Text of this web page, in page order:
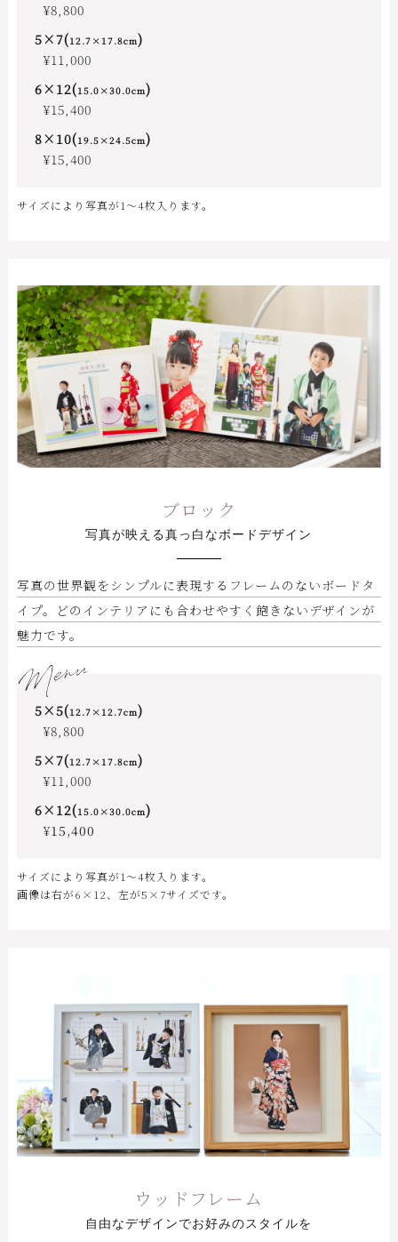
¥8,800
5×7(12.7×17.8cm)
¥11,000
6×12(15.0×30.0cm)
¥15,400
8×10(19.5×24.5cm)
¥15,400
サイズにより写真が1〜4枚入ります。
ブロック
写真が映える真っ白なボードデザイン
写真の世界観をシンプルに表現するフレームのないボードタ
イプ。どのインテリアにも合わせやすく飽きないデザインが
魅力です。
Menu
5×5(12.7×12.7cm)
¥8,800
5×7(12.7×17.8cm)
¥11,000
6×12(15.0×30.0cm)
¥15,400
サイズにより写真が1〜4枚入ります。
画像は右が6×12、左が5×7サイズです。
ウッドフレーム
自由なデザインでお好みのスタイルを